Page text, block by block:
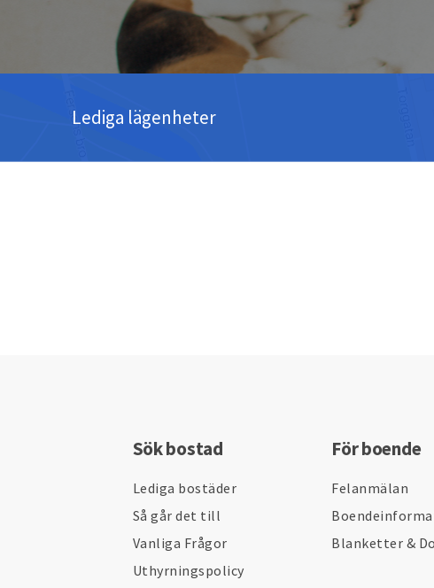
Lediga lägenheter
Sök bostad
Lediga bostäder
Så går det till
Vanliga Frågor
Uthyrningspolicy
För boende
Felanmälan
Blanketter &